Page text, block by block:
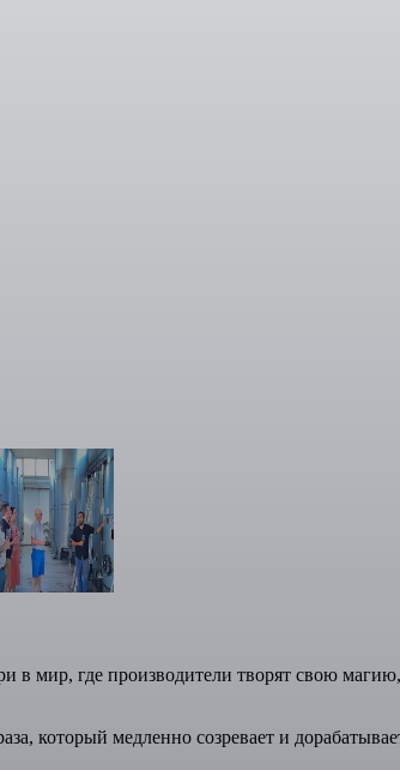
в мир, где производители творят свою
который медленно созревает и